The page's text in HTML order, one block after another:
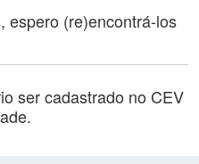
espero (re)encontrá-los
ser cadastrado no CEV